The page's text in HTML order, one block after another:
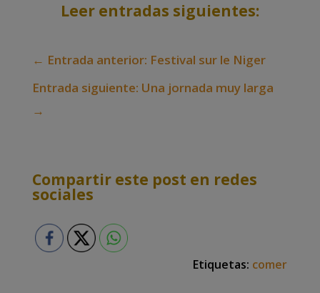
Leer entradas siguientes:
← Entrada anterior: Festival sur le Niger
Entrada siguiente: Una jornada muy larga
→
Compartir este post en redes
sociales
Etiquetas: comer